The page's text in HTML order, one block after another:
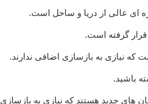
ای عالی از دریا و ساحل است.
قرار گرفته است.
که نیازی به بازسازی اضافی ندارند.
باشید.
های جدید هستند که نیازی به بازسازی